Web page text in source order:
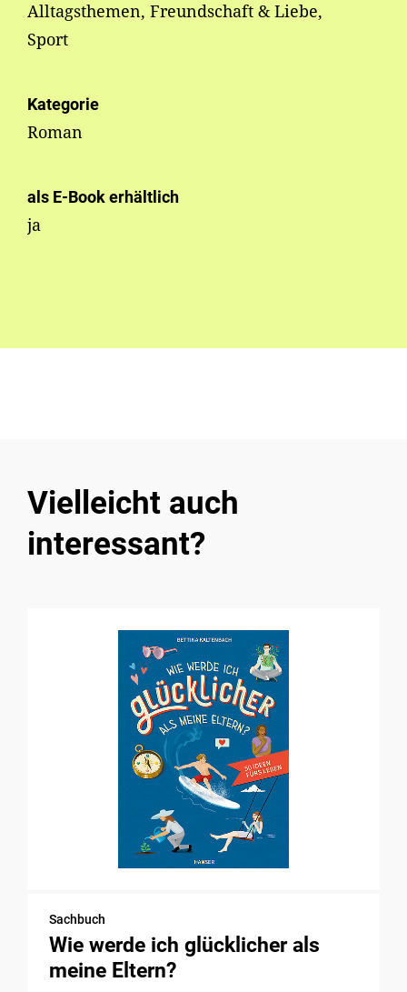
Alltagsthemen, Freundschaft & Liebe,
Sport
Kategorie
Roman
als E-Book erhältlich
ja
Vielleicht auch
interessant?
Sachbuch
Wie werde ich glücklicher als
meine Eltern?